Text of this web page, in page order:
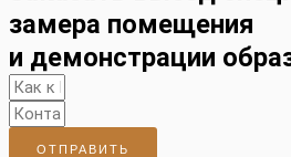
замера помещения
и демонстрации
ОТПРАВИТЬ